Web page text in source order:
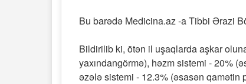
Bu barədə Medicina.az -a Tibbi Ərazi
Bildirilib ki, ötən il uşaqlarda aşkar
yaxındangörmə), həzm sistemi - 20%
əzələ sistemi - 12.3% (əsasən qamətin